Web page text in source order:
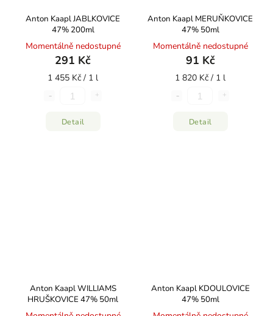
Anton Kaapl JABLKOVICE
47% 200ml
Momentálně nedostupné
291 Kč
1 455 Kč / 1 l
Detail
Anton Kaapl MERUŇKOVICE
47% 50ml
Momentálně nedostupné
91 Kč
1 820 Kč / 1 l
Detail
Anton Kaapl WILLIAMS
HRUŠKOVICE 47% 50ml
Anton Kaapl KDOULOVICE
47% 50ml